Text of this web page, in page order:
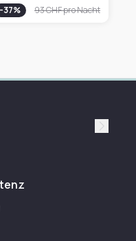
-37% 93 CHFpro Nacht